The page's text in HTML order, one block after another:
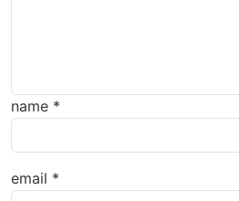
name *
email *